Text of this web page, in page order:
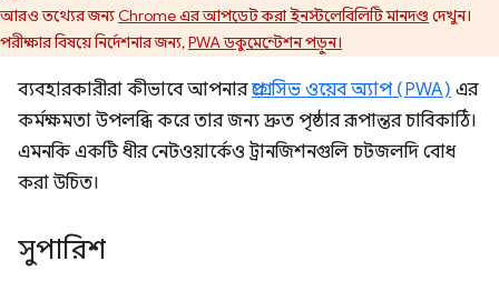
আরও তথ্যের জন্যChrome এর আপডেট করা ইনস্টলেবিলিটি মানদণ্ড দেখুন।
পরীক্ষার বিষয়ে নির্দেশনার জন্য,PWA ডকুমেন্টেশন পড়ুন।
ব্যবহারকারীরা কীভাবে আপনারপ্রগ্রেসিভ ওয়েব অ্যাপ (PWA) এর
কর্মক্ষমতা উপলব্ধি করে তার জন্য দ্রুত পৃষ্ঠার রূপান্তর চাবিকাঠি।
এমনকি একটি ধীর নেটওয়ার্কেও ট্রানজিশনগুলি চটজলদি বোধ
করা উচিত।
সুপারিশ